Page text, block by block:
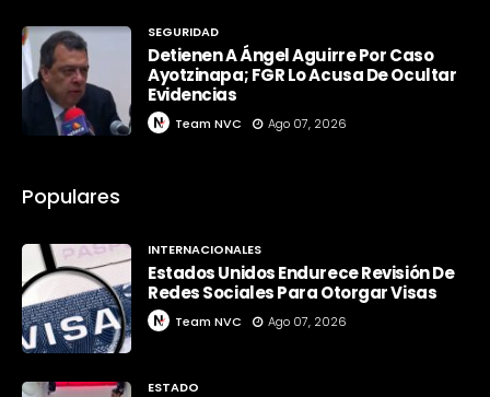
SEGURIDAD
Detienen A Ángel Aguirre Por Caso
Ayotzinapa; FGR Lo Acusa De Ocultar
Evidencias
Team NVC Ago 07, 2026
Populares
INTERNACIONALES
Estados Unidos Endurece Revisión De
Redes Sociales Para Otorgar Visas
Team NVC Ago 07, 2026
ESTADO